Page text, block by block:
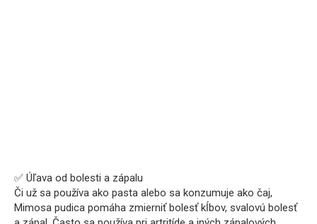
✅ Úľava od bolesti a zápalu
Či už sa používa ako pasta alebo sa konzumuje ako čaj,
Mimosa pudica pomáha zmierniť bolesť kĺbov, svalovú bolesť